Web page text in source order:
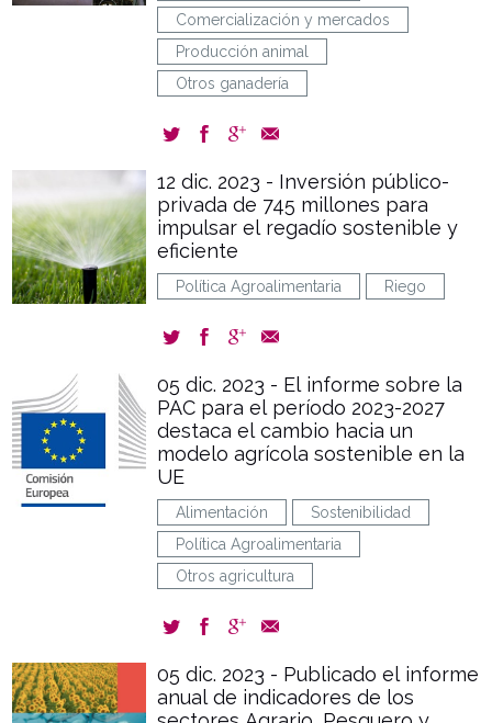
Comercialización y mercados
Producción animal
Otros ganadería
12 dic. 2023 - Inversión público-
privada de 745 millones para
impulsar el regadío sostenible y
eficiente
Política Agroalimentaria Riego
05 dic. 2023 - El informe sobre la
PAC para el período 2023-2027
destaca el cambio hacia un
modelo agrícola sostenible en la
UE
Alimentación
Sostenibilidad
Política Agroalimentaria
Otros agricultura
05 dic. 2023 - Publicado el informe
anual de indicadores de los